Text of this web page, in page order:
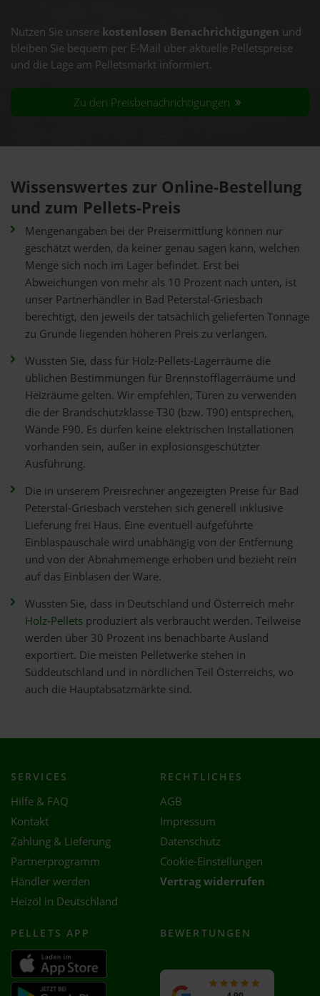
Nutzen Sie unsere kostenlosen Benachrichtigungen und
bleiben Sie bequem per E-Mail über aktuelle Pelletspreise
und die Lage am Pelletsmarkt informiert.
Zu den Preisbenachrichtigungen
Wissenswertes zur Online-Bestellung
und zum Pellets-Preis
Mengenangaben bei der Preisermittlung können nur
geschätzt werden, da keiner genau sagen kann, welchen
Menge sich noch im Lager befindet. Erst bei
Abweichungen von mehr als 10 Prozent nach unten, ist
unser Partnerhändler in Bad Peterstal-Griesbach
berechtigt, den jeweils der tatsächlich gelieferten Tonnage
zu Grunde liegenden höheren Preis zu verlangen.
Wussten Sie, dass für Holz-Pellets-Lagerräume die
üblichen Bestimmungen für Brennstofflagerräume und
Heizräume gelten. Wir empfehlen, Türen zu verwenden
die der Brandschutzklasse T30 (bzw. T90) entsprechen,
Wände F90. Es dürfen keine elektrischen Installationen
vorhanden sein, außer in explosionsgeschützter
Ausführung.
Die in unserem Preisrechner angezeigten Preise für Bad
Peterstal-Griesbach verstehen sich generell inklusive
Lieferung frei Haus. Eine eventuell aufgeführte
Einblaspauschale wird unabhängig von der Entfernung
und von der Abnahmemenge erhoben und bezieht rein
auf das Einblasen der Ware.
Wussten Sie, dass in Deutschland und Österreich mehr
Holz-Pellets produziert als verbraucht werden. Teilweise
werden über 30 Prozent ins benachbarte Ausland
exportiert. Die meisten Pelletwerke stehen in
Süddeutschland und in nördlichen Teil Österreichs, wo
auch die Hauptabsatzmärkte sind.
SERVICES
Hilfe & FAQ
Kontakt
Zahlung & Lieferung
Partnerprogramm
Händler werden
Heizöl in Deutschland
RECHTLICHES
AGB
Impressum
Datenschutz
Cookie-Einstellungen
Vertrag widerrufen
PELLETS APP BEWERTUNGEN